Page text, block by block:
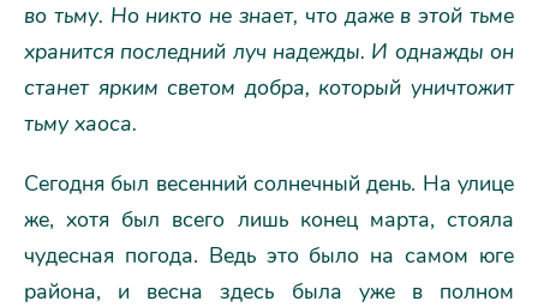
во тьму. Но никто не знает, что даже в этой тьме
хранится последний луч надежды. И однажды он
станет ярким светом добра, который уничтожит
тьму хаоса.
Сегодня был весенний солнечный день. На улице
же, хотя был всего лишь конец марта, стояла
чудесная погода. Ведь это было на самом юге
района, и весна здесь была уже в полном